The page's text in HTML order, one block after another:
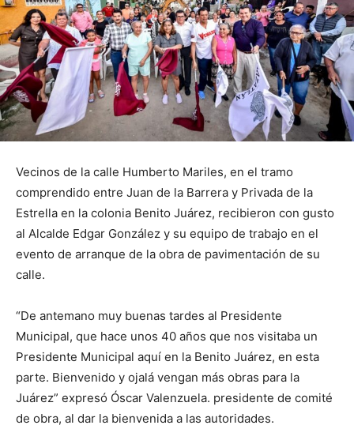
Vecinos de la calle Humberto Mariles, en el tramo
comprendido entre Juan de la Barrera y Privada de la
Estrella en la colonia Benito Juárez, recibieron con gusto
al Alcalde Edgar González y su equipo de trabajo en el
evento de arranque de la obra de pavimentación de su
calle.
“De antemano muy buenas tardes al Presidente
Municipal, que hace unos 40 años que nos visitaba un
Presidente Municipal aquí en la Benito Juárez, en esta
parte. Bienvenido y ojalá vengan más obras para la
Juárez” expresó Óscar Valenzuela. presidente de comité
de obra, al dar la bienvenida a las autoridades.